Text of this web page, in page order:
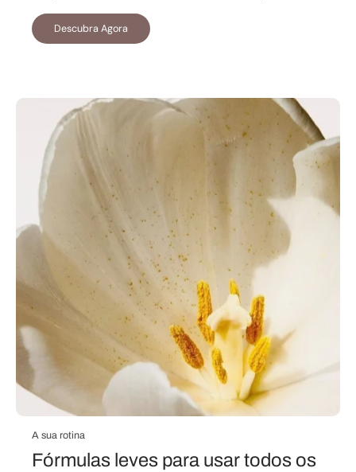
Descubra Agora
A sua rotina
Fórmulas leves para usar todos os